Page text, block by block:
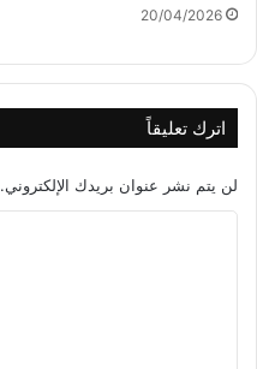
20/04/2026
اترك تعليقاً
لن يتم نشر عنوان بريدك الإلكتروني.